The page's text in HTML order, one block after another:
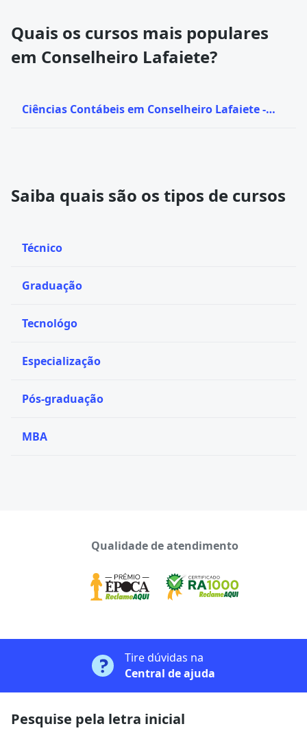
Quais os cursos mais populares
em Conselheiro Lafaiete?
Ciências Contábeis em Conselheiro Lafaiete -
Saiba quais são os tipos de cursos
Técnico
Graduação
Tecnológo
Especialização
Pós-graduação
MBA
Qualidade de atendimento
Tire dúvidas na
Central de ajuda
Pesquise pela letra inicial